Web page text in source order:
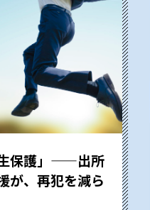
保護」——出所
が、再犯を減ら